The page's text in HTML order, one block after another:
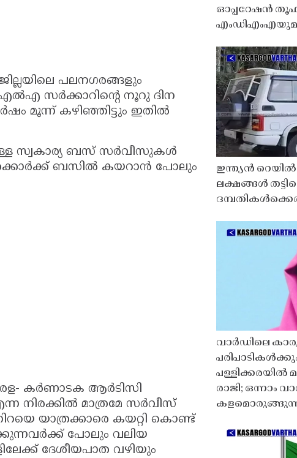
പലനഗരങ്ങളും
സർക്കാറിന്റെ നൂറു ദിന
മൂന്ന് കഴിഞ്ഞിട്ടും ഇതിൽ
സ്വകാര്യ ബസ് സർവീസുകൾ
ബസിൽ കയറാൻ പോലും
കർണാടക ആർടിസി
മാത്രമേ സർവീസ്
യാത്രക്കാരെ കയറ്റി കൊണ്ട്
പോലും വലിയ
ദേശീയപാത വഴിയും
ഓപ്പറേഷൻ
ഇന്ത്യൻ
ലക്ഷങ്ങൾ
വാർഡിലെ
പള്ളിക്കരയിൽ
രാജി; ഒന്നാം